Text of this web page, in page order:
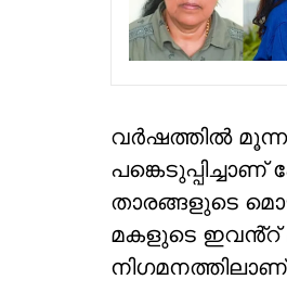
വർഷത്തിൽ മൂന്നു
താരങ്ങളുടെ
മകളുടെ ഇവൻ്റ്